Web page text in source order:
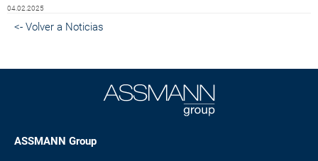
04.02.2025
<- Volver a Noticias
ASSMANN Group